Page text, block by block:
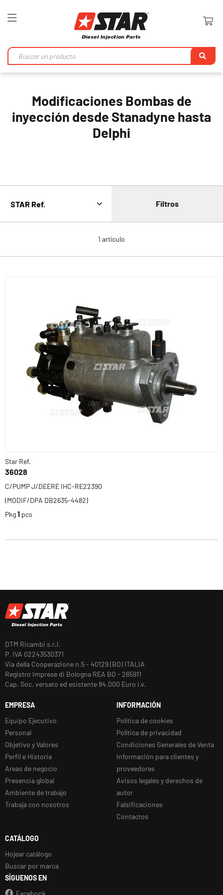
Toggle
en
Modificaciones Bombas de
inyección desde Stanadyne hasta
Delphi
1 artículo
Filtros
Star Ref.
36028
C/PUMP J/DEERE IHC-RE22390
(MODIF/DPA DB2635-4482)
Pkg1 pcs
DTM Ricambi s.r.l.
P. IVA 02243530371
Via della Cooperazione n.5 - 40129 (BO) ITALIA
Registro Imprese di Bologna REA BO - 265911
Cap. Soc. versato ed esistente 84.000 Euro i.v.
EMPRESA
Equipo Ejecutivo
Personal
Objetivo y Valores
Perfil e Historia
Areas de negocio
Presencia global
Ambiente de trabajo
Trabaja con nosotros
INFORMACIÓN
Política de cookies
Política de privacidad
Condiciones Generales de Venta
Información para clientes y
proveedores
Avisos legales y derechos de
autor
Falsificaciones
Contactos
CATÁLOGO
Hojear catálogo
Buscar por marca
SÍGUENOS EN
Facebook